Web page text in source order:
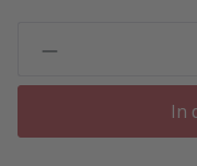
In